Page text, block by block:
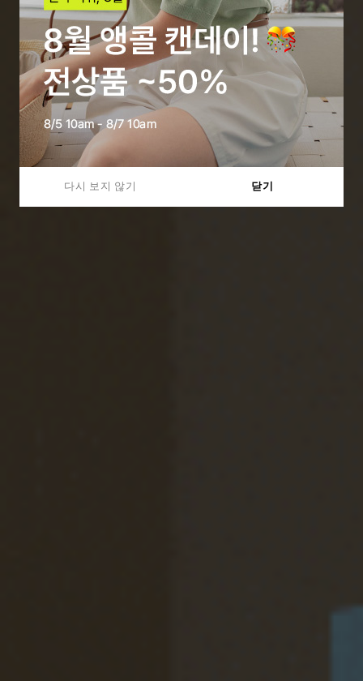
다시 보지 않기 닫기